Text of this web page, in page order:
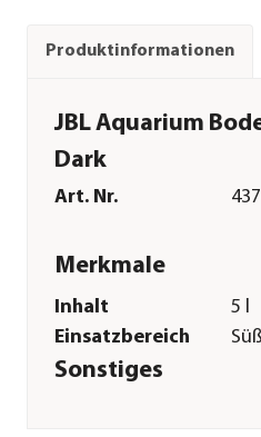
Produktinformationen
JBL Aquarium
Dark
Art. Nr.
Merkmale
Inhalt
5 l
Einsatzbereich
Sonstiges